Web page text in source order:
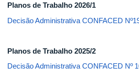
Planos de Trabalho 2026/1
Decisão Administrativa CONFACED
Planos de Trabalho 2025/2
Decisão Administrativa CONFACED Nº